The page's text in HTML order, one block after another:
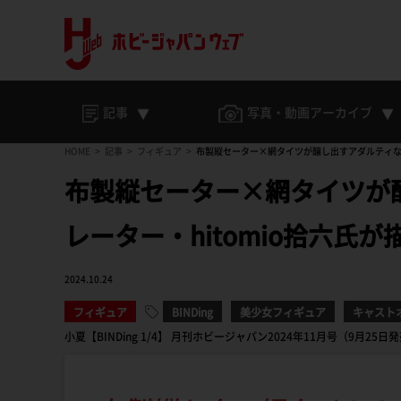
記事 写真・動画アーカイブ
HOME 記事 フィギュア 布製縦セーター×網タイツが醸し出すアダルティ
布製縦セーター×網タイツが
レーター・hitomio拾六氏が
2024.10.24
フィギュア BINDing 美少女フィギュア
キャスト
小夏【BINDing 1/4】 月刊ホビージャパン2024年11月号（9月25日